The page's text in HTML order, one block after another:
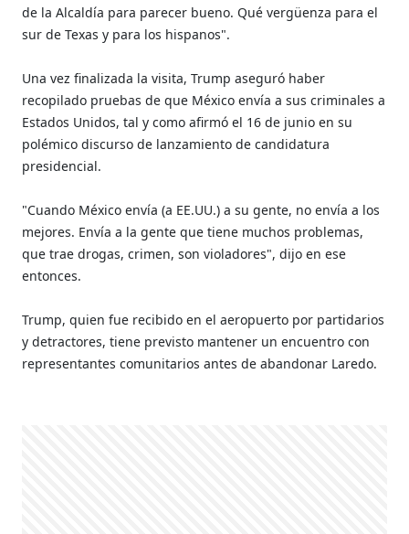
de la Alcaldía para parecer bueno. Qué vergüenza para el
sur de Texas y para los hispanos".
Una vez finalizada la visita, Trump aseguró haber
recopilado pruebas de que México envía a sus criminales a
Estados Unidos, tal y como afirmó el 16 de junio en su
polémico discurso de lanzamiento de candidatura
presidencial.
"Cuando México envía (a EE.UU.) a su gente, no envía a los
mejores. Envía a la gente que tiene muchos problemas,
que trae drogas, crimen, son violadores", dijo en ese
entonces.
Trump, quien fue recibido en el aeropuerto por partidarios
y detractores, tiene previsto mantener un encuentro con
representantes comunitarios antes de abandonar Laredo.